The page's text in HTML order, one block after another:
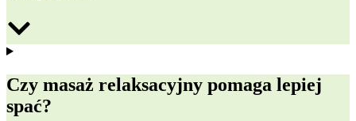
Czy masaż relaksacyjny pomaga lepiej
spać?